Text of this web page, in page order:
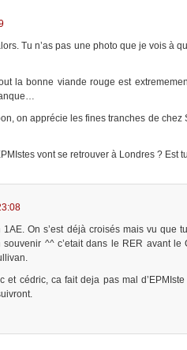
Tu n’as pas une photo que je vois à
la bonne viande rouge est
on apprécie les fines tranches de chez
vont se retrouver à Londres ? Est
On s’est déjà croisés mais vu que
^^ c’etait dans le RER avant le
et cédric, ca fait deja pas mal